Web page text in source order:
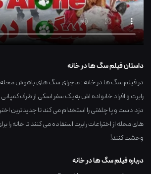
داستان فیلم سگ ها در خانه
در فیلم سگ ها در خانه : ماجرای سگ های باهوش محله
رابرت و افراد خانواده اش به یک سفر اسکی از طرف کمپانی
دزد دست و پا چلفتی را استخدام می کند تا جدیدترین
های محله از اختراعات رابرت استفاده می کنند تا خانه را
وحشت کنند!
درباره فیلم سگ ها در خانه